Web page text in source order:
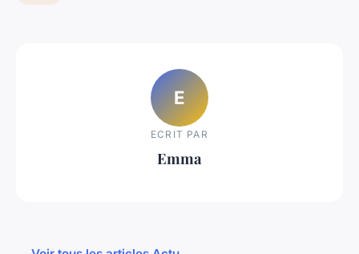
E
ECRIT PAR
Emma